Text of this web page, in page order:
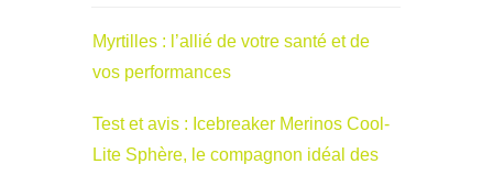
Myrtilles : l’allié de votre santé et de
vos performances
Test et avis : Icebreaker Merinos Cool-
Lite Sphère, le compagnon idéal des